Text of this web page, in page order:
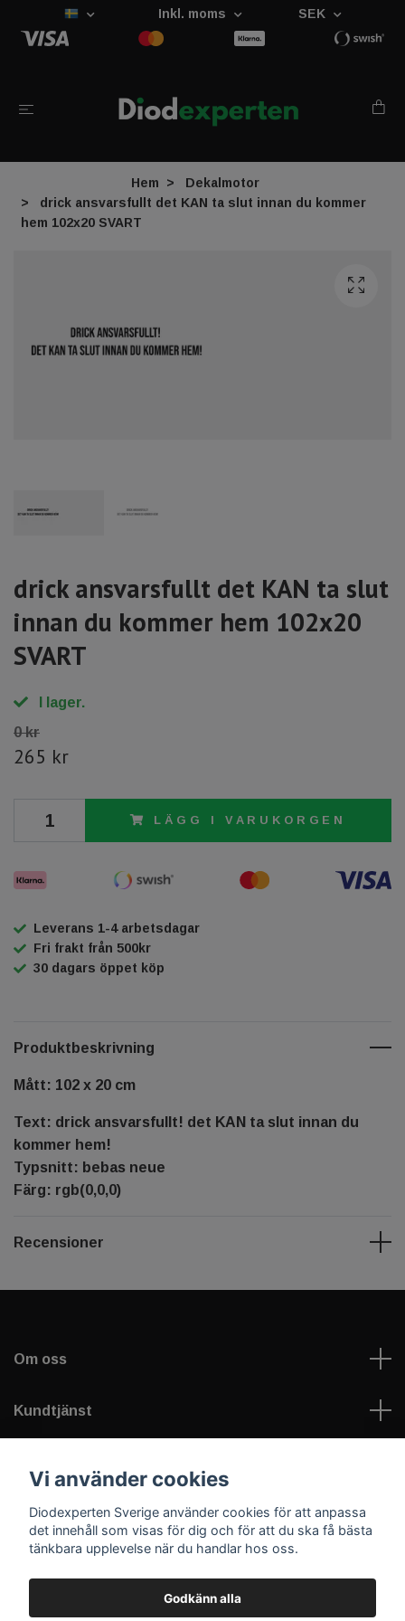
Inkl. moms SEK
Hem
Dekalmotor
drick ansvarsfullt det KAN ta slut innan du kommer
hem 102x20 SVART
drick ansvarsfullt det KAN ta slut
innan du kommer hem 102x20
SVART
I lager.
0 kr
265 kr
LÄGG I VARUKORGEN
Leverans 1-4 arbetsdagar
Fri frakt från 500kr
30 dagars öppet köp
Produktbeskrivning
Mått: 102 x 20 cm
Text: drick ansvarsfullt! det KAN ta slut innan du
kommer hem!
Typsnitt: bebas neue
Färg: rgb(0,0,0)
Recensioner
Om oss
Kundtjänst
Sociala medier
Vi använder cookies
Diodexperten Sverige använder cookies för att anpassa
det innehåll som visas för dig och för att du ska få bästa
tänkbara upplevelse när du handlar hos oss.
Godkänn alla